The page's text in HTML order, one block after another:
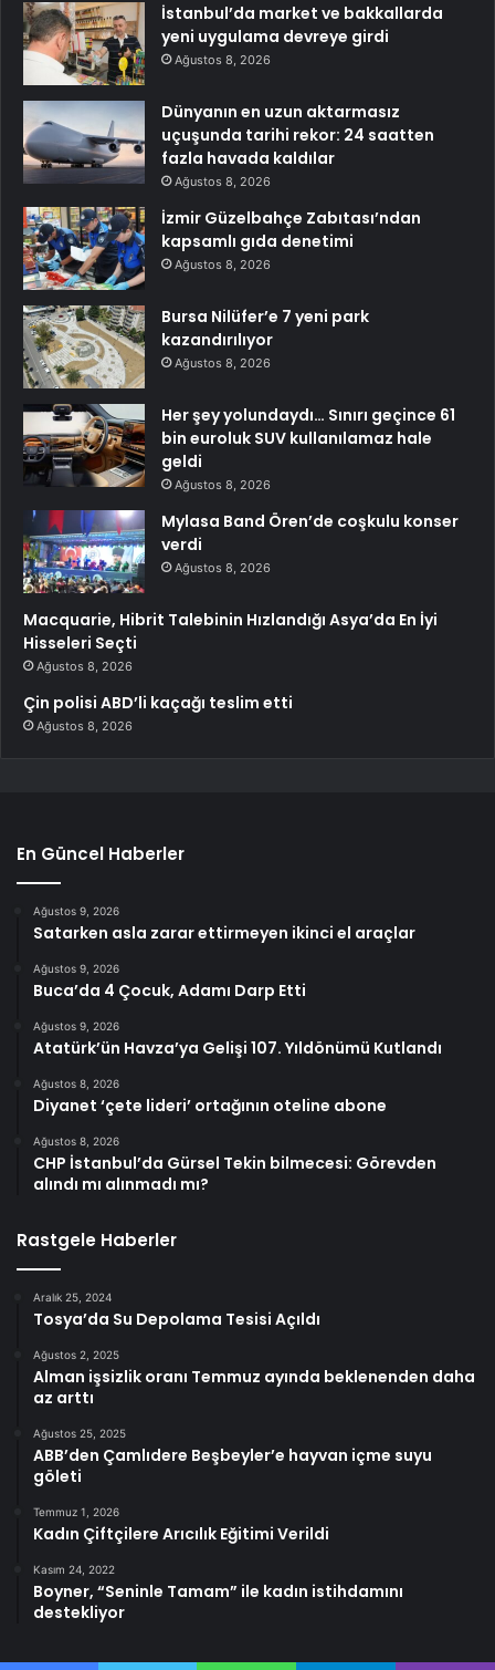
İstanbul’da market ve bakkallarda
yeni uygulama devreye girdi
Ağustos 8, 2026
Dünyanın en uzun aktarmasız
uçuşunda tarihi rekor: 24 saatten
fazla havada kaldılar
Ağustos 8, 2026
İzmir Güzelbahçe Zabıtası’ndan
kapsamlı gıda denetimi
Ağustos 8, 2026
Bursa Nilüfer’e 7 yeni park
kazandırılıyor
Ağustos 8, 2026
Her şey yolundaydı… Sınırı geçince 61
bin euroluk SUV kullanılamaz hale
geldi
Ağustos 8, 2026
Mylasa Band Ören’de coşkulu konser
verdi
Ağustos 8, 2026
Macquarie, Hibrit Talebinin Hızlandığı Asya’da En İyi
Hisseleri Seçti
Ağustos 8, 2026
Çin polisi ABD’li kaçağı teslim etti
Ağustos 8, 2026
En Güncel Haberler
Ağustos 9, 2026
Satarken asla zarar ettirmeyen ikinci el araçlar
Ağustos 9, 2026
Buca’da 4 Çocuk, Adamı Darp Etti
Ağustos 9, 2026
Atatürk’ün Havza’ya Gelişi 107. Yıldönümü Kutlandı
Ağustos 8, 2026
Diyanet ‘çete lideri’ ortağının oteline abone
Ağustos 8, 2026
CHP İstanbul’da Gürsel Tekin bilmecesi: Görevden
alındı mı alınmadı mı?
Rastgele Haberler
Aralık 25, 2024
Tosya’da Su Depolama Tesisi Açıldı
Ağustos 2, 2025
Alman işsizlik oranı Temmuz ayında beklenenden daha
az arttı
Ağustos 25, 2025
ABB’den Çamlıdere Beşbeyler’e hayvan içme suyu
göleti
Temmuz 1, 2026
Kadın Çiftçilere Arıcılık Eğitimi Verildi
Kasım 24, 2022
Boyner, “Seninle Tamam” ile kadın istihdamını
destekliyor